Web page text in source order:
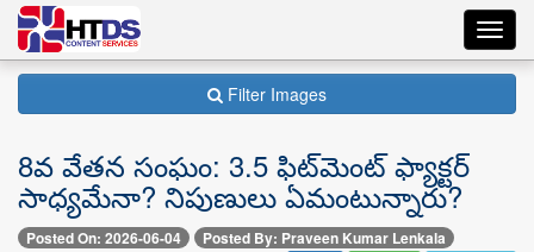
Filter Images
8వ వేతన సంఘం: 3.5 ఫిట్‌మెంట్ ఫ్యాక్టర్
సాధ్యమేనా? నిపుణులు ఏమంటున్నారు?
Posted On: 2026-06-04 Posted By: Praveen Kumar Lenkala